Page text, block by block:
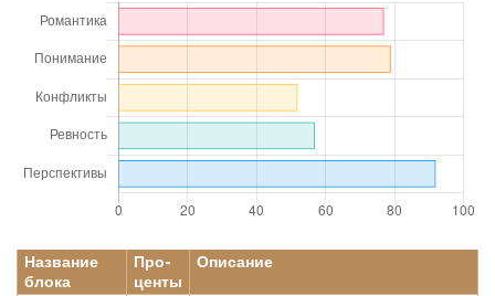
Название
блока
Про-
центы
Описание